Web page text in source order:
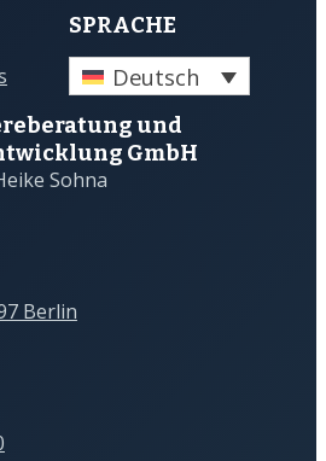
SPRACHE
Deutsch
und
GmbH
Sohna
Berlin